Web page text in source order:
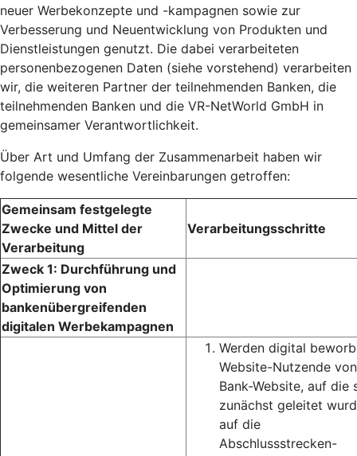
neuer Werbekonzepte und -kampagnen sowie zur
Verbesserung und Neuentwicklung von Produkten und
Dienstleistungen genutzt. Die dabei verarbeiteten
personenbezogenen Daten (siehe vorstehend) verarbeiten
wir, die weiteren Partner der teilnehmenden Banken, die
teilnehmenden Banken und die VR-NetWorld GmbH in
gemeinsamer Verantwortlichkeit.
Über Art und Umfang der Zusammenarbeit haben wir
folgende wesentliche Vereinbarungen getroffen:
Gemeinsam festgelegte
Zwecke und Mittel der
Verarbeitung
Verarbeitungsschritte
Zweck 1: Durchführung und
Optimierung von
bankenübergreifenden
digitalen Werbekampagnen
Werden digital
Website-Nutzende
Bank-Website, auf die
zunächst geleitet
auf die
Abschlussstrecken-